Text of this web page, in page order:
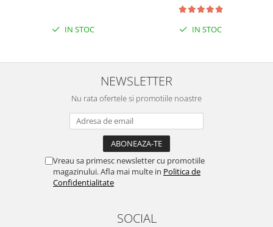
IN STOC IN STOC
NEWSLETTER
Nu rata ofertele si promotiile noastre
Vreau sa primesc newsletter cu promotiile
magazinului. Afla mai multe in Politica de
Confidentialitate
SOCIAL